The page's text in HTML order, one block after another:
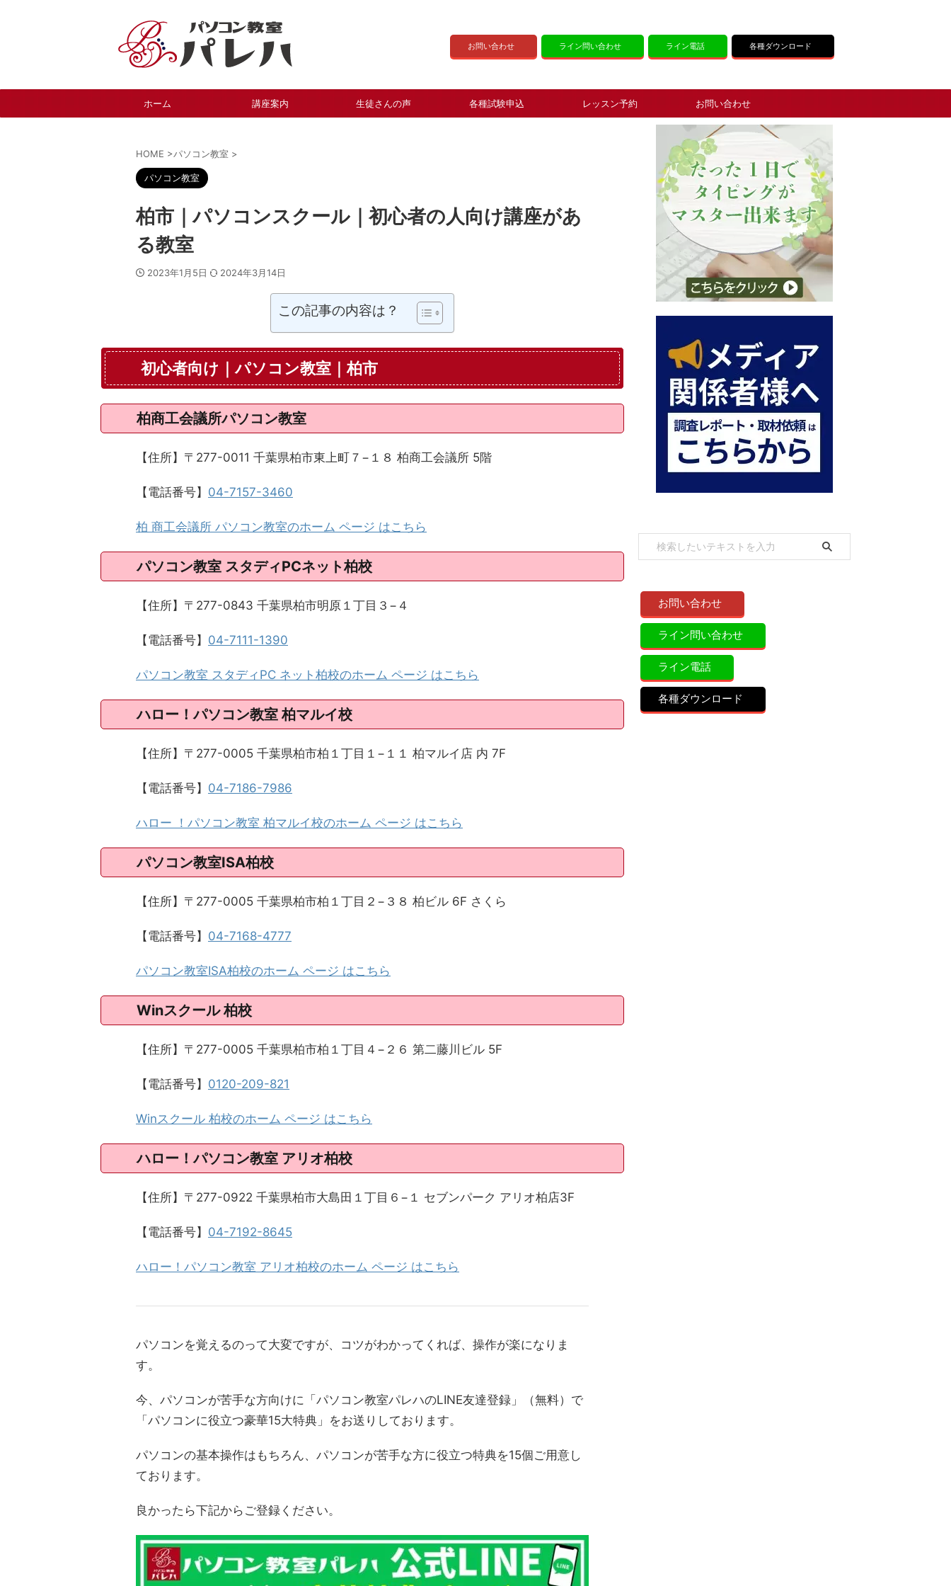
お問い合わせ ライン問い合わせ ライン電話 各種ダウンロード
ホーム 講座案内 生徒さんの声 各種試験申込 レッスン予約 お問い合わせ
HOME >パソコン教室 >
パソコン教室
柏市｜パソコンスクール｜初心者の人向け講座があ
る教室
2023年1月5日 2024年3月14日
この記事の内容は？
初心者向け｜パソコン教室｜柏市
柏商工会議所パソコン教室
【住所】〒277-0011 千葉県柏市東上町７−１８ 柏商工会議所 5階
【電話番号】 04-7157-3460
柏 商工会議所 パソコン教室のホーム ページ はこちら
パソコン教室 スタディPCネット柏校
【住所】〒277-0843 千葉県柏市明原１丁目３−４
【電話番号】 04-7111-1390
パソコン教室 スタディPC ネット柏校のホーム ページ はこちら
ハロー！パソコン教室 柏マルイ校
【住所】〒277-0005 千葉県柏市柏１丁目１−１１ 柏マルイ店 内 7F
【電話番号】 04-7186-7986
ハロー ！パソコン教室 柏マルイ校のホーム ページ はこちら
パソコン教室ISA柏校
【住所】〒277-0005 千葉県柏市柏１丁目２−３８ 柏ビル 6F さくら
【電話番号】 04-7168-4777
パソコン教室ISA柏校のホーム ページ はこちら
Winスクール 柏校
【住所】〒277-0005 千葉県柏市柏１丁目４−２６ 第二藤川ビル 5F
【電話番号】 0120-209-821
Winスクール 柏校のホーム ページ はこちら
ハロー！パソコン教室 アリオ柏校
【住所】〒277-0922 千葉県柏市大島田１丁目６−１ セブンパーク アリオ柏店3F
【電話番号】 04-7192-8645
ハロー！パソコン教室 アリオ柏校のホーム ページ はこちら
パソコンを覚えるのって大変ですが、コツがわかってくれば、操作が楽になりま
す。
今、パソコンが苦手な方向けに「パソコン教室パレハのLINE友達登録」（無料）で
「パソコンに役立つ豪華15大特典」をお送りしております。
パソコンの基本操作はもちろん、パソコンが苦手な方に役立つ特典を15個ご用意し
ております。
良かったら下記からご登録ください。
お問い合わせ
ライン問い合わせ
ライン電話
各種ダウンロード